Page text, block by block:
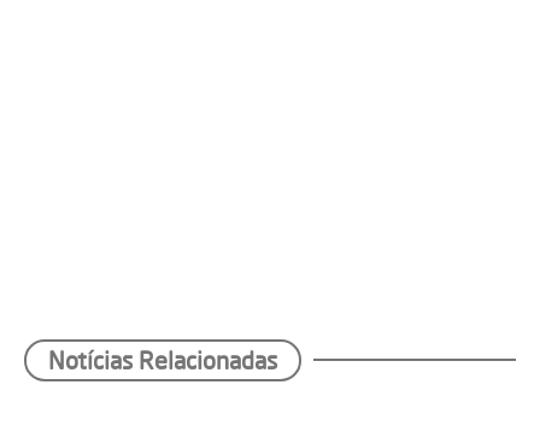
Notícias Relacionadas